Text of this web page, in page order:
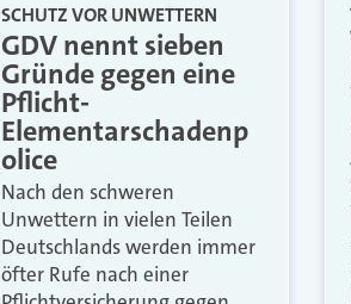
SCHUTZ VOR UNWETTERN
GDV nennt sieben
Gründe gegen eine
Pflicht-
Elementarschadenp
olice
Nach den schweren
Unwettern in vielen Teilen
Deutschlands werden immer
öfter Rufe nach einer